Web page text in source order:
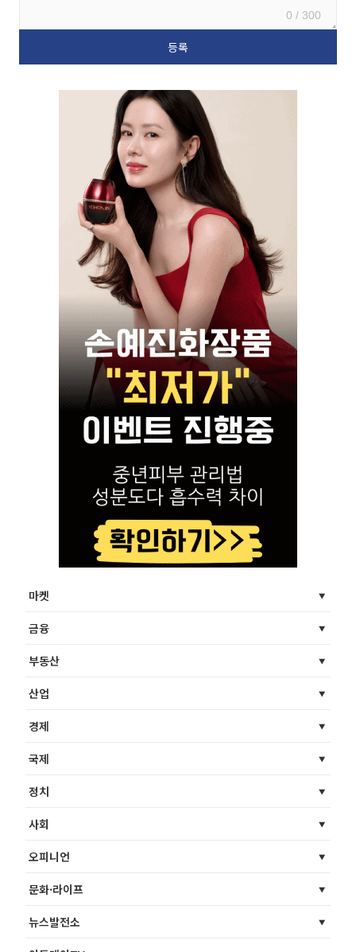
0 / 300
마켓
금융
부동산
산업
경제
국제
정치
사회
오피니언
문화·라이프
뉴스발전소